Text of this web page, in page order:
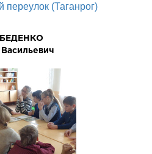
переулок (Таганрог)